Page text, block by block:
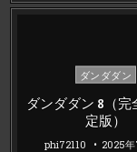
Posted
ダンダダン
ダンダダン 8（完
定版）
phi72110 2025